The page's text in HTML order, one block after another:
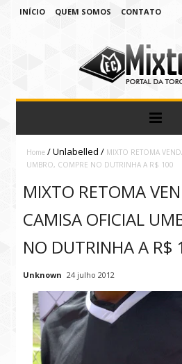
INÍCIO QUEM SOMOS CONTATO
Home /Unlabelled/ MIXTO RETOMA
UMBRO, COMPRE NO DUTRINHA A R$ 100
MIXTO RETOMA
CAMISA OFICIAL
NO DUTRINHA A R$
Unknown 24 julho 2012